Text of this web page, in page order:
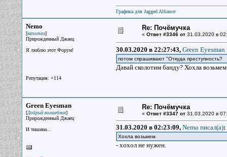
Графика для Jagged Alliance
Nemo
[капитан]
Прирожденный Джаец
Я люблю этот Форум!
Репутация: +114
Re: Почёмучка
« Ответ #3346 от31.03.2020 в
30.03.2020 в 22:27:43, Green Eyesman
потом спрашивают "Откуда преступность?
Давай сколотим банду? Хохла
Green Eyesman
[Добрый волшебник]
Прирожденный Джаец
И тишина...
Re: Почёмучка
« Ответ #3347 от31.03.2020 в
31.03.2020 в 02:23:09, Nemo писал(a):
Хохла возьмем
- хохол не нужен.